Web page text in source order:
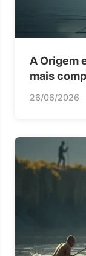
A Origem
mais
26/06/2026